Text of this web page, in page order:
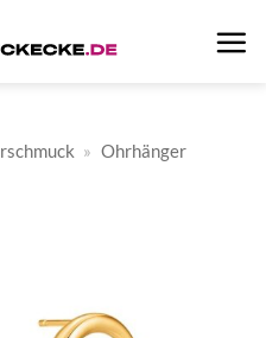
» Ohrhänger